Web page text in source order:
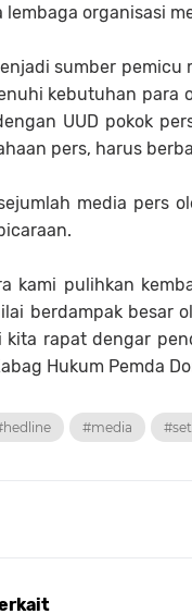
organisasi
sumber
kebutuhan para
UUD pokok
pers, harus
media pers
kami pulihkan
berdampak besar
kita rapat dengar
Hukum Pemda
#media